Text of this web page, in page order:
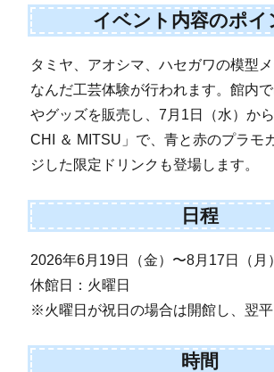
イベント内容のポイ
タミヤ、アオシマ、ハセガワの模型
なんだ工芸体験が行われます。館内
やグッズを販売し、7月1日（水）か
CHI ＆ MITSU」で、青と赤のプラモ
ジした限定ドリンクも登場します。
日程
2026年6月19日（金）〜8月17日（月）
休館日：火曜日
※火曜日が祝日の場合は開館し、翌
時間